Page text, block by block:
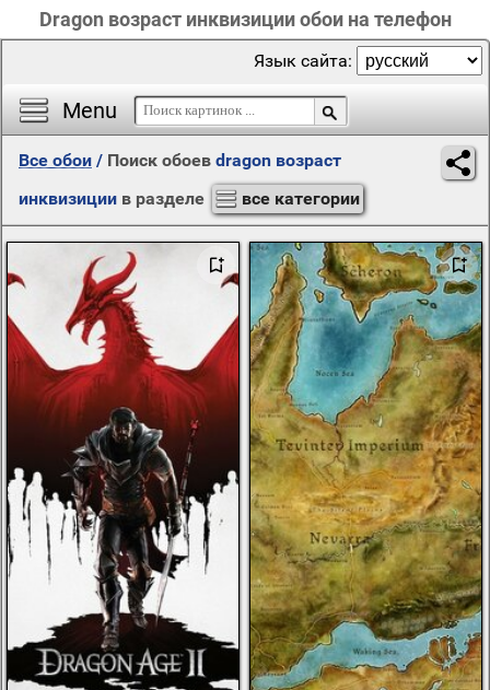
Dragon возраст инквизиции обои на телефон
Menu
Язык сайта:
Все обои / Поиск обоев dragon возраст
инквизиции в разделе все категории